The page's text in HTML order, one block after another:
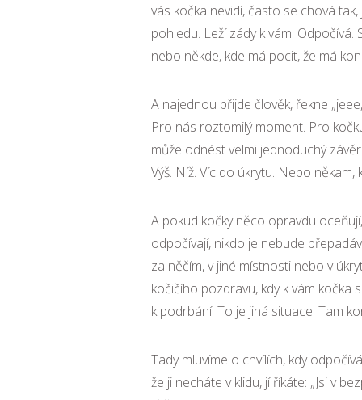
vás kočka nevidí, často se chová
pohledu. Leží zády k vám. Odpočívá.
nebo někde, kde má pocit, že má
A najednou přijde člověk, řekne
Pro nás roztomilý moment. Pro
může odnést velmi jednoduchý
Výš. Níž. Víc do úkrytu. Nebo někam,
A pokud kočky něco opravdu
odpočívají, nikdo je nebude
za něčím, v jiné místnosti nebo v
kočičího pozdravu, kdy k vám kočka
k podrbání. To je jiná situace. Tam
Tady mluvíme o chvílích, kdy
že ji necháte v klidu, jí říkáte: „Jsi v